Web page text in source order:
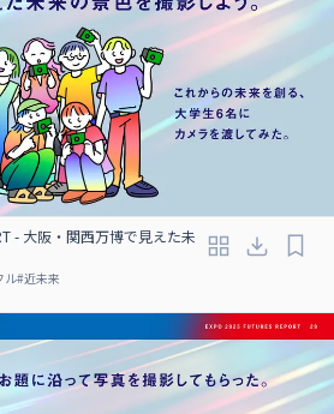
- 大阪・関西万博で見えた未
ル#近未来